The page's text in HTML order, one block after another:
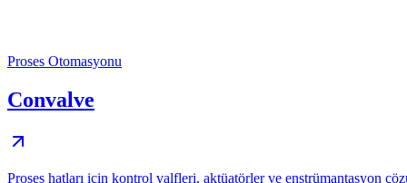
Proses Otomasyonu
Convalve
Proses hatları için kontrol valfleri, aktüatörler ve enstrümantasyon